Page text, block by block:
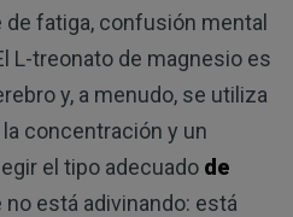
fatiga, confusión mental
L-treonato de magnesio es
y, a menudo, se utiliza
concentración y un
el tipo adecuado de
está adivinando: está